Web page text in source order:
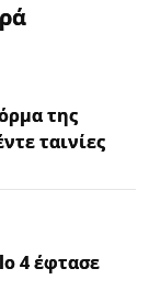
της
ταινίες
4 έφτασε